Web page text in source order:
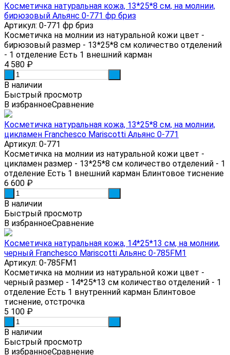
Косметичка натуральная кожа, 13*25*8 см, на молнии,
бирюзовый Альянс 0-771 фр бриз
Артикул: 0-771 фр бриз
Косметичка на молнии из натуральной кожи цвет -
бирюзовый размер - 13*25*8 см количество отделений
- 1 отделение Есть 1 внешний карман
4 580 ₽
В наличии
Быстрый просмотр
В избранноеСравнение
Косметичка натуральная кожа, 13*25*8 см, на молнии,
цикламен Franchesco Mariscotti Альянс 0-771
Артикул: 0-771
Косметичка на молнии из натуральной кожи цвет -
цикламен размер - 13*25*8 см количество отделений - 1
отделение Есть 1 внешний карман Блинтовое тиснение
6 600 ₽
В наличии
Быстрый просмотр
В избранноеСравнение
Косметичка натуральная кожа, 14*25*13 см, на молнии,
черный Franchesco Mariscotti Альянс 0-785FM1
Артикул: 0-785FM1
Косметичка на молнии из натуральной кожи цвет -
черный размер - 14*25*13 см количество отделений - 1
отделение Есть 1 внутренний карман Блинтовое
тиснение, отстрочка
5 100 ₽
В наличии
Быстрый просмотр
В избранноеСравнение